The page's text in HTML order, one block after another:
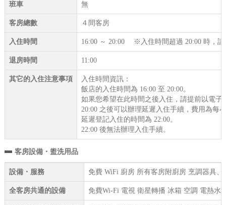
班車 無
客房總數 ４間客房
入住時間 16:00 ～ 20:00 ※入住時間超過 20:00 時，請
退房時間 11:00
其它的入住注意事項
入住時間資訊：
飯店的入住時間為 16:00 至 20:00。
如果您希望在此時間之後入住，請提前以電子
20:00 之後可以辦理延遲入住手續，費用為每
延遲登記入住的時間為 22:00。
22:00 後無法辦理入住手續。
客房設備・盥洗用品
設備・服務 免費 WiFi 廚房 所有客房附廚房 烹調器具
全客房共通的設備 免費Wi-Fi 電視 衛星轉播 冰箱 空調 電熱水